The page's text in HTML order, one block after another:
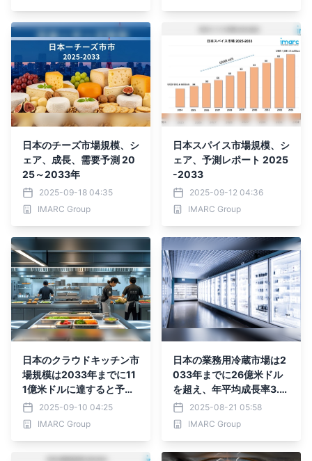
日本のチーズ市場規模、シ
ェア、成長、需要予測 20
25～2033年
2025-09-18 04:35
IMARC Group
日本スパイス市場規模、シ
ェア、予測レポート 2025
-2033
2025-09-12 04:36
IMARC Group
日本のクラウドキッチン市
場規模は2033年までに11
1億米ドルに達すると予測
｜年平均成長率10.26%を
記録
2025-09-10 04:25
IMARC Group
日本の業務用冷蔵市場は2
033年までに26億米ドル
を超え、年平均成長率3.9
0%で成長すると予測
2025-08-21 05:58
IMARC Group